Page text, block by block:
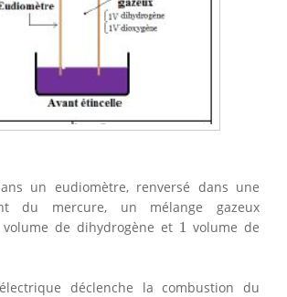
un eudiomètre, renversé dans une
du mercure, un mélange gazeux
volume de dihydrogène et 1
1 volume de
déclenche la combustion du